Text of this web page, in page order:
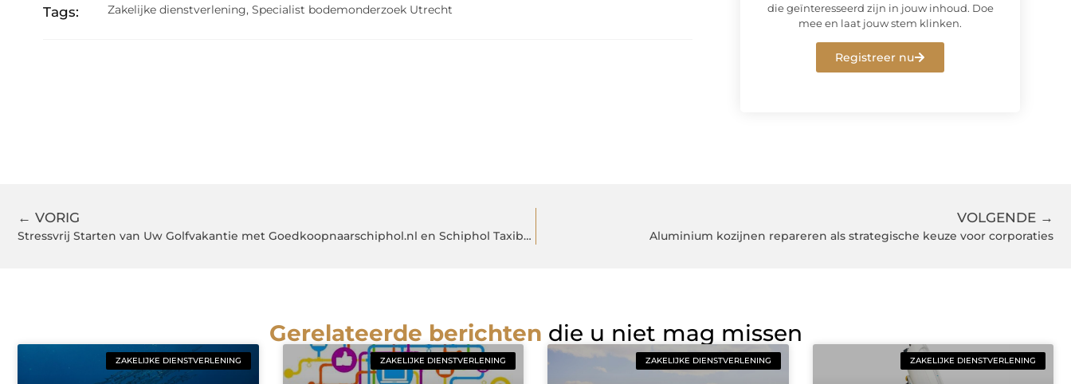
Tags: Zakelijke dienstverlening,Specialist bodemonderzoek Utrecht
die geïnteresseerd zijn in jouw inhoud. Doe
mee en laat jouw stem klinken.
Registreer nu
← VORIG
Stressvrij Starten van Uw Golfvakantie met Goedkoopnaarschiphol.nl en Schiphol Taxibus
VOLGENDE →
Aluminium kozijnen repareren als strategische keuze voor corporaties
Gerelateerde berichten die u niet mag missen
ZAKELIJKE DIENSTVERLENING ZAKELIJKE DIENSTVERLENING ZAKELIJKE DIENSTVERLENING ZAKELIJKE DIENSTVERLENING